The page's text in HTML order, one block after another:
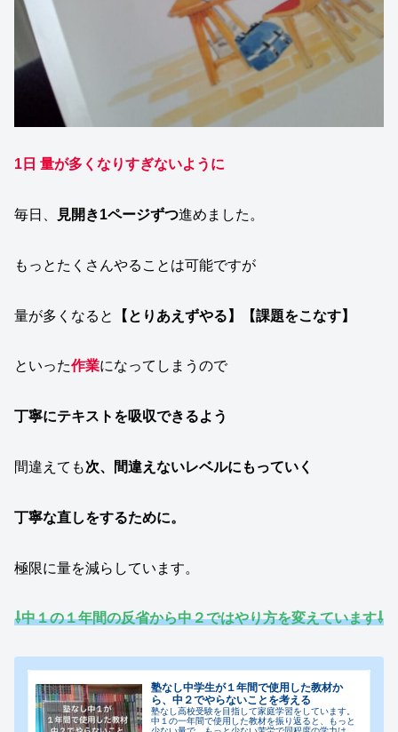
1日 量が多くなりすぎないように
毎日、 見開き1ページずつ進めました。
もっとたくさんやることは可能ですが
量が多くなると 【とりあえずやる】【課題をこなす】
といった作業になってしまうので
丁寧にテキストを吸収できるよう
間違えても次、間違えないレベルにもっていく
丁寧な直しをするために。
極限に量を減らしています。
⇩中１の１年間の反省から中２ではやり方を変えています⇩
塾なし中学生が１年間で使用した教材か
ら、中２でやらないことを考える
塾なし高校受験を目指して家庭学習をしています。
中１の一年間で使用した教材を振り返ると、もっと